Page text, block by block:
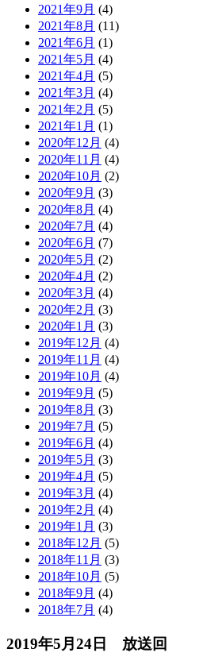
2021年9月 (4)
2021年8月 (11)
2021年6月 (1)
2021年5月 (4)
2021年4月 (5)
2021年3月 (4)
2021年2月 (5)
2021年1月 (1)
2020年12月 (4)
2020年11月 (4)
2020年10月 (2)
2020年9月 (3)
2020年8月 (4)
2020年7月 (4)
2020年6月 (7)
2020年5月 (2)
2020年4月 (2)
2020年3月 (4)
2020年2月 (3)
2020年1月 (3)
2019年12月 (4)
2019年11月 (4)
2019年10月 (4)
2019年9月 (5)
2019年8月 (3)
2019年7月 (5)
2019年6月 (4)
2019年5月 (3)
2019年4月 (5)
2019年3月 (4)
2019年2月 (4)
2019年1月 (3)
2018年12月 (5)
2018年11月 (3)
2018年10月 (5)
2018年9月 (4)
2018年7月 (4)
2019年5月24日 放送回